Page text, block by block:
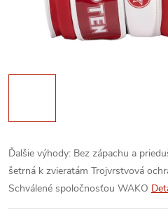
Ďalšie výhody: Bez zápachu a
šetrná k zvieratám Trojvrstvová
Schválené spoločnosťou WAKO